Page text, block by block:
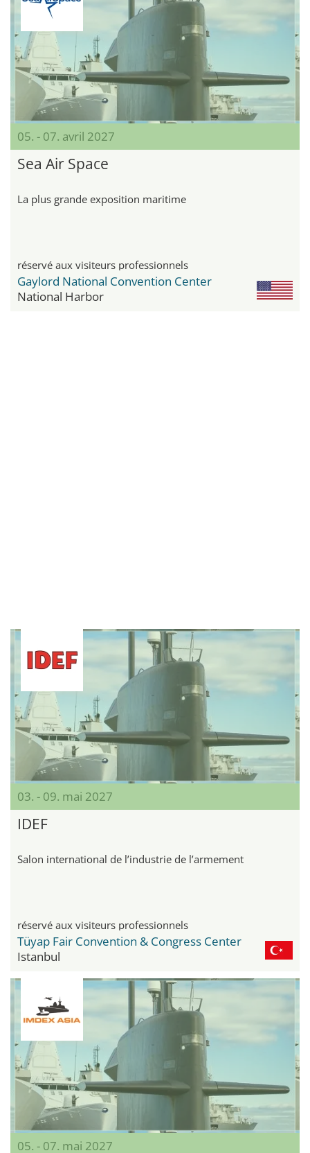
05. - 07. avril 2027
Sea Air Space
La plus grande exposition maritime
réservé aux visiteurs professionnels
Gaylord National Convention Center
National Harbor
03. - 09. mai 2027
IDEF
Salon international de l’industrie de l’armement
réservé aux visiteurs professionnels
Tüyap Fair Convention & Congress Center
Istanbul
05. - 07. mai 2027